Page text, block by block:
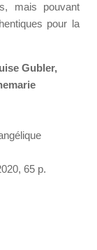
mais pouvant
pour la
Gubler,
65 p.